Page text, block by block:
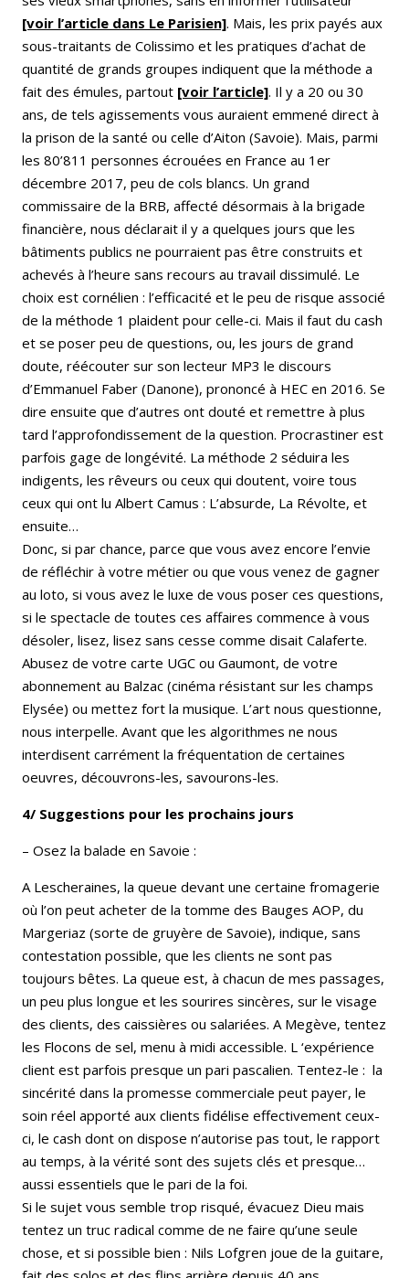
[voir l’article dans Le Parisien]. Mais, les prix payés aux
sous-traitants de Colissimo et les pratiques d’achat de
quantité de grands groupes indiquent que la méthode a
fait des émules, partout [voir l’article]. Il y a 20 ou 30
ans, de tels agissements vous auraient emmené direct à
la prison de la santé ou celle d’Aiton (Savoie). Mais, parmi
les 80’811 personnes écrouées en France au 1er
décembre 2017, peu de cols blancs. Un grand
commissaire de la BRB, affecté désormais à la brigade
financière, nous déclarait il y a quelques jours que les
bâtiments publics ne pourraient pas être construits et
achevés à l’heure sans recours au travail dissimulé. Le
choix est cornélien : l’efficacité et le peu de risque associé
de la méthode 1 plaident pour celle-ci. Mais il faut du cash
et se poser peu de questions, ou, les jours de grand
doute, réécouter sur son lecteur MP3 le discours
d’Emmanuel Faber (Danone), prononcé à HEC en 2016. Se
dire ensuite que d’autres ont douté et remettre à plus
tard l’approfondissement de la question. Procrastiner est
parfois gage de longévité. La méthode 2 séduira les
indigents, les rêveurs ou ceux qui doutent, voire tous
ceux qui ont lu Albert Camus : L’absurde, La Révolte, et
ensuite…
Donc, si par chance, parce que vous avez encore l’envie
de réfléchir à votre métier ou que vous venez de gagner
au loto, si vous avez le luxe de vous poser ces questions,
si le spectacle de toutes ces affaires commence à vous
désoler, lisez, lisez sans cesse comme disait Calaferte.
Abusez de votre carte UGC ou Gaumont, de votre
abonnement au Balzac (cinéma résistant sur les champs
Elysée) ou mettez fort la musique. L’art nous questionne,
nous interpelle. Avant que les algorithmes ne nous
interdisent carrément la fréquentation de certaines
oeuvres, découvrons-les, savourons-les.
4/ Suggestions pour les prochains jours
– Osez la balade en Savoie :
A Lescheraines, la queue devant une certaine fromagerie
où l’on peut acheter de la tomme des Bauges AOP, du
Margeriaz (sorte de gruyère de Savoie), indique, sans
contestation possible, que les clients ne sont pas
toujours bêtes. La queue est, à chacun de mes passages,
un peu plus longue et les sourires sincères, sur le visage
des clients, des caissières ou salariées. A Megève, tentez
les Flocons de sel, menu à midi accessible. L ‘expérience
client est parfois presque un pari pascalien. Tentez-le : la
sincérité dans la promesse commerciale peut payer, le
soin réel apporté aux clients fidélise effectivement ceux-
ci, le cash dont on dispose n’autorise pas tout, le rapport
au temps, à la vérité sont des sujets clés et presque…
aussi essentiels que le pari de la foi.
Si le sujet vous semble trop risqué, évacuez Dieu mais
tentez un truc radical comme de ne faire qu’une seule
chose, et si possible bien : Nils Lofgren joue de la guitare,